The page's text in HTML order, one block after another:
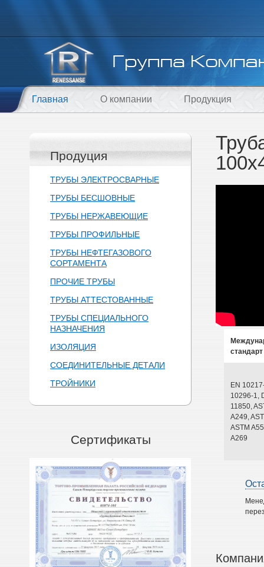
Главная О компании Продукция
Продуция
ТРУБЫ ЭЛЕКТРОСВАРНЫЕ
ТРУБЫ БЕСШОВНЫЕ
ТРУБЫ НЕРЖАВЕЮЩИЕ
ТРУБЫ ПРОФИЛЬНЫЕ
ТРУБЫ НЕФТЕГАЗОВОГО
СОРТАМЕНТА
ПРОЧИЕ ТРУБЫ
ТРУБЫ АТТЕСТОВАННЫЕ
ТРУБЫ СПЕЦИАЛЬНОГО
НАЗНАЧЕНИЯ
ИЗОЛЯЦИЯ
СОЕДИНИТЕЛЬНЫЕ ДЕТАЛИ
ТРОЙНИКИ
Сертификаты
стандарт
EN
10296-1,
11850,
A249,
ASTM
A269